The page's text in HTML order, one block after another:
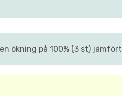
ökning på 100% (3 st)